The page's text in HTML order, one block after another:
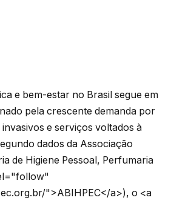
e bem-estar no Brasil segue em
pela crescente demanda por
e serviços voltados à
dados da Associação
de Higiene Pessoal, Perfumaria
">ABIHPEC</a>), o <a